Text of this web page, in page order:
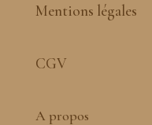
Mentions légales
CGV
A propos